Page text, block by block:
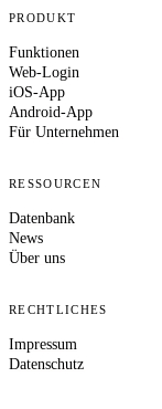
PRODUKT
Funktionen
Web-Login
iOS-App
Android-App
Für Unternehmen
RESSOURCEN
Datenbank
News
Über uns
RECHTLICHES
Impressum
Datenschutz